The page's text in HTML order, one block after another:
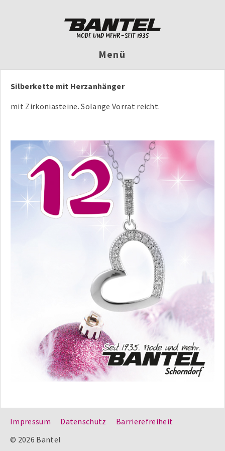
Menü
Silberkette mit Herzanhänger
mit Zirkoniasteine. Solange Vorrat reicht.
Impressum Datenschutz
Barrierefreiheit
© 2026 Bantel